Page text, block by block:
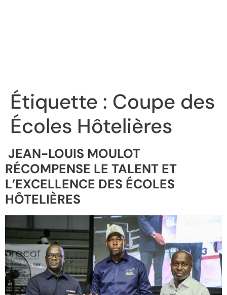
Étiquette : Coupe des
Écoles Hôtelières
JEAN-LOUIS MOULOT
RÉCOMPENSE LE TALENT ET
L’EXCELLENCE DES ÉCOLES
HÔTELIÈRES